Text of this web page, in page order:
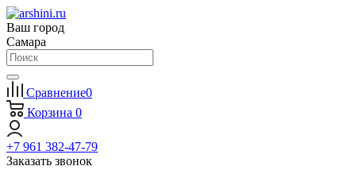
Ваш город
Самара
Сравнение0
Корзина 0
+7 961 382-47-79
Заказать звонок